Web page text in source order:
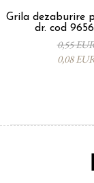
Grila dezaburire
dr. cod
0,55
0,08